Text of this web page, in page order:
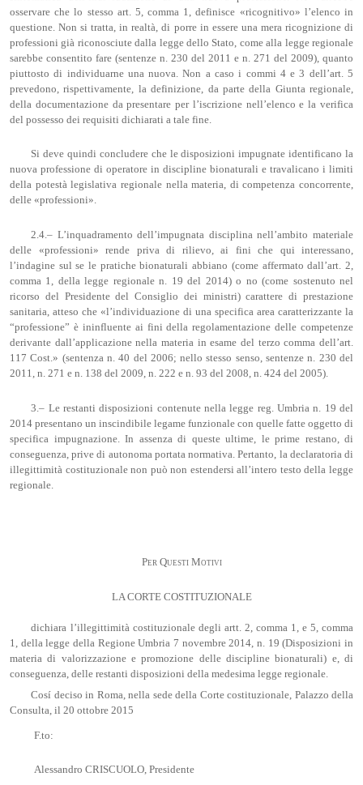
osservare che lo stesso art. 5, comma 1, definisce «ricognitivo» l’elenco in
questione. Non si tratta, in realtà, di porre in essere una mera ricognizione di
professioni già riconosciute dalla legge dello Stato, come alla legge regionale
sarebbe consentito fare (sentenze n. 230 del 2011 e n. 271 del 2009), quanto
piuttosto di individuarne una nuova. Non a caso i commi 4 e 3 dell’art. 5
prevedono, rispettivamente, la definizione, da parte della Giunta regionale,
della documentazione da presentare per l’iscrizione nell’elenco e la verifica
del possesso dei requisiti dichiarati a tale fine.
Si deve quindi concludere che le disposizioni impugnate identificano la
nuova professione di operatore in discipline bionaturali e travalicano i limiti
della potestà legislativa regionale nella materia, di competenza concorrente,
delle «professioni».
2.4.– L’inquadramento dell’impugnata disciplina nell’ambito materiale
delle «professioni» rende priva di rilievo, ai fini che qui interessano,
l’indagine sul se le pratiche bionaturali abbiano (come affermato dall’art. 2,
comma 1, della legge regionale n. 19 del 2014) o no (come sostenuto nel
ricorso del Presidente del Consiglio dei ministri) carattere di prestazione
sanitaria, atteso che «l’individuazione di una specifica area caratterizzante la
“professione” è ininfluente ai fini della regolamentazione delle competenze
derivante dall’applicazione nella materia in esame del terzo comma dell’art.
117 Cost.» (sentenza n. 40 del 2006; nello stesso senso, sentenze n. 230 del
2011, n. 271 e n. 138 del 2009, n. 222 e n. 93 del 2008, n. 424 del 2005).
3.– Le restanti disposizioni contenute nella legge reg. Umbria n. 19 del
2014 presentano un inscindibile legame funzionale con quelle fatte oggetto di
specifica impugnazione. In assenza di queste ultime, le prime restano, di
conseguenza, prive di autonoma portata normativa. Pertanto, la declaratoria di
illegittimità costituzionale non può non estendersi all’intero testo della legge
regionale.
Per Questi Motivi
LA CORTE COSTITUZIONALE
dichiara l’illegittimità costituzionale degli artt. 2, comma 1, e 5, comma
1, della legge della Regione Umbria 7 novembre 2014, n. 19 (Disposizioni in
materia di valorizzazione e promozione delle discipline bionaturali) e, di
conseguenza, delle restanti disposizioni della medesima legge regionale.
Cosí deciso in Roma, nella sede della Corte costituzionale, Palazzo della
Consulta, il 20 ottobre 2015
F.to:
Alessandro CRISCUOLO, Presidente